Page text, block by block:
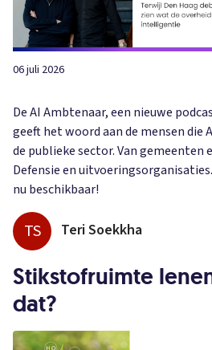
06 juli 2026
De AI Ambtenaar, een nieuwe
geeft het woord aan de mensen die
de publieke sector. Van gemeenten
Defensie en
nu beschikbaar!
TS Teri Soekkha
Stikstofruimte
dat?